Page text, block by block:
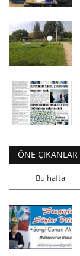
ÖNE ÇIKANLAR
Bu hafta